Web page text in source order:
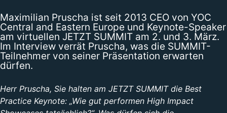
Maximilian Pruscha ist seit 2013 CEO von YOC
Central and Eastern Europe und Keynote-Speaker
am virtuellen JETZT SUMMIT am 2. und 3. März.
Im Interview verrät Pruscha, was die SUMMIT-
Teilnehmer von seiner Präsentation erwarten
dürfen.
Herr Pruscha, Sie halten am JETZT SUMMIT die Best
Practice Keynote: „Wie gut performen High Impact